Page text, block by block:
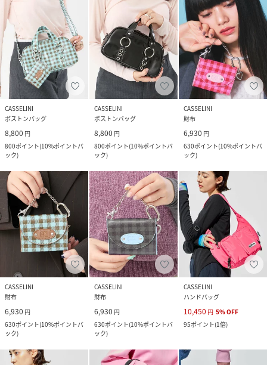
CASSELINI
ボストンバッグ
8,800 円
800ポイント(10%ポイントバ
ック)
CASSELINI
ボストンバッグ
8,800 円
800ポイント(10%ポイントバ
ック)
CASSELINI
財布
6,930 円
630ポイント(10%ポイントバ
ック)
CASSELINI
財布
6,930 円
630ポイント(10%ポイントバ
ック)
CASSELINI
財布
6,930 円
630ポイント(10%ポイントバ
ック)
CASSELINI
ハンドバッグ
10,450 円 5%OFF
95ポイント(1倍)